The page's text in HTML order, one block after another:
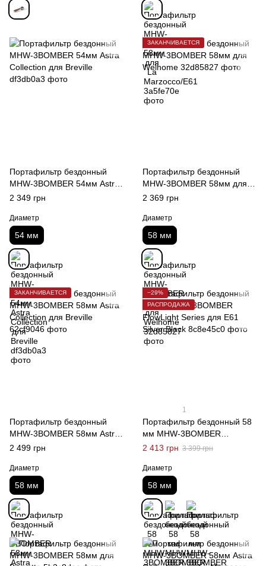
Портафильтр бездонный
MHW-3BOMBER 54мм Astra
Collection для Breville
2 349 грн
Диаметр
54 мм
ЗАКАНЧИВАЕТСЯ
Портафильтр бездонный
MHW-3BOMBER 58мм для
Welhome
2 369 грн
Диаметр
58 мм
ЗАКАНЧИВАЕТСЯ
Портафильтр бездонный
MHW-3BOMBER 58мм Astra
Collection для Breville
2 499 грн
Диаметр
58 мм
−29%
РАСПРОДАЖА
1
Портафильтр бездонный 58
мм MHW-3BOMBER
FlowLight Series для E61
2 413 грн 3 399 грн
Диаметр
58 мм